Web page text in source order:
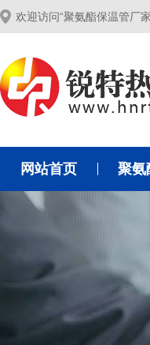
欢迎访问“聚氨酯保温管厂
网站首页 聚氨